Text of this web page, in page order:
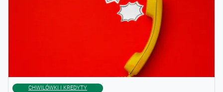
CHWILÓWKI I KREDYTY